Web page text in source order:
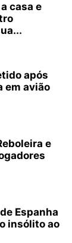
casa e
após
em avião
e
Espanha
insólito ao